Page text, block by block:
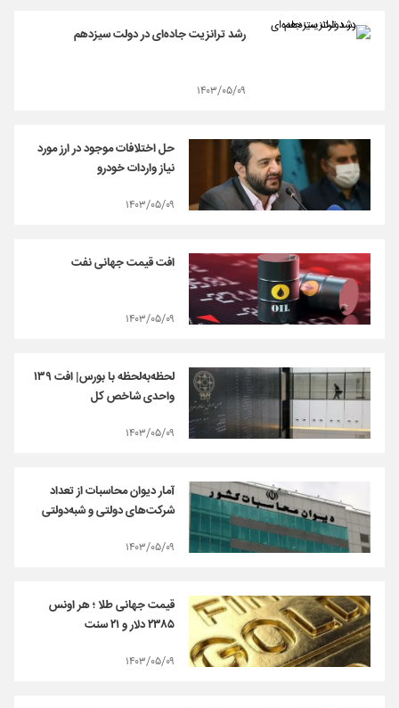
رشد ترانزیت جاده‌ای در دولت سیزدهم
۱۴۰۳/۰۵/۰۹
حل اختلافات موجود در ارز مورد
نیاز واردات خودرو
۱۴۰۳/۰۵/۰۹
افت قیمت جهانی نفت
۱۴۰۳/۰۵/۰۹
لحظه‌به‌لحظه با بورس| افت ۱۳۹
واحدی شاخص کل
۱۴۰۳/۰۵/۰۹
آمار دیوان محاسبات از تعداد
شرکت‌های دولتی و شبه‌دولتی
۱۴۰۳/۰۵/۰۹
قیمت جهانی طلا ؛ هر اونس
۲۳۸۵ دلار و ۲۱ سنت
۱۴۰۳/۰۵/۰۹